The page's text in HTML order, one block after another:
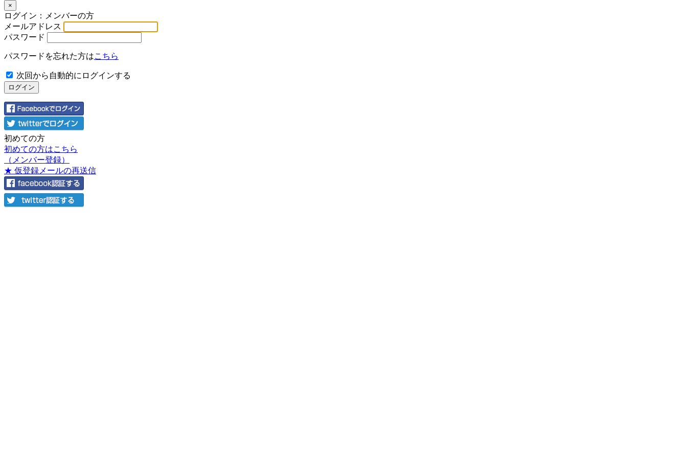
×
ログイン：メンバーの方
メールアドレス
パスワード
パスワードを忘れた方はこちら
次回から自動的にログインする
初めての方
初めての方はこちら
（メンバー登録）
★ 仮登録メールの再送信